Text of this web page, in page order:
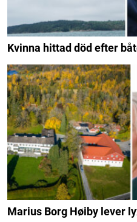
Kvinna hittad död efter
Marius Borg Høiby lever